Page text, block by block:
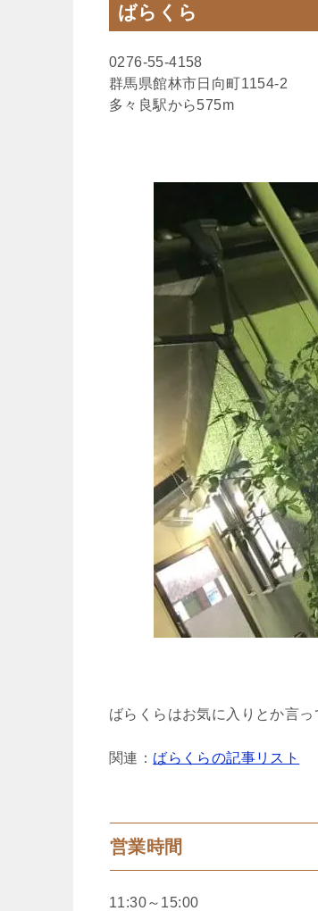
ばらくら
0276-55-4158
群馬県館林市日向町1154-2
多々良駅から575m
ばらくらはお気に入りとか言っ
関連： ばらくらの記事リスト
営業時間
11:30～15:00